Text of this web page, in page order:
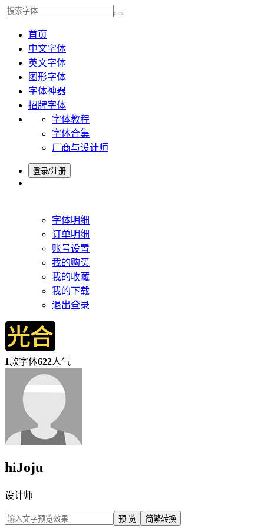
首页
中文字体
英文字体
图形字体
字体神器
招牌字体
字体教程
字体合集
厂商与设计师
登录/注册
字体明细
订单明细
账号设置
我的购买
我的收藏
我的下载
退出登录
1款字体622人气
hiJoju
设计师
预 览 简繁转换